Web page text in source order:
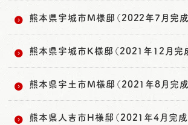
熊本県宇城市M様邸（2022年7月完成
熊本県宇城市K様邸（2021年12月完
熊本県宇土市M様邸（2021年8月完成
熊本県人吉市H様邸（2021年4月完成